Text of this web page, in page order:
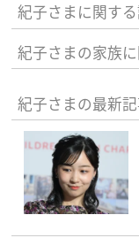
紀子さまに関す
紀子さまの家族
紀子さまの最新